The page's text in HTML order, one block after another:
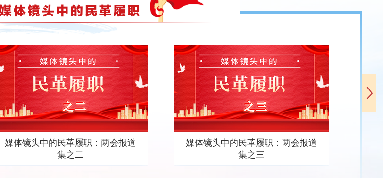
媒体镜头中的民革履职：两会报道
集之二
媒体镜头中的民革履职：两会报道
集之三